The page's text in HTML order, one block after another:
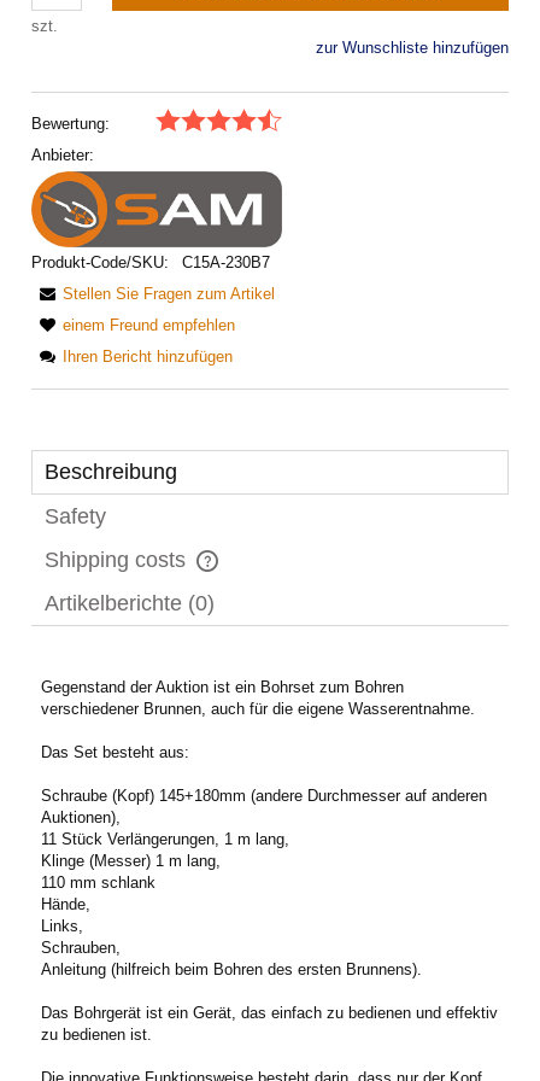
szt.
zur Wunschliste hinzufügen
Bewertung:
Anbieter:
Produkt-Code/SKU:
C15A-230B7
Stellen Sie Fragen zum Artikel
einem Freund empfehlen
Ihren Bericht hinzufügen
Beschreibung
Safety
Shipping costs
The price does not include any possible payment costs
Artikelberichte (0)
Gegenstand der Auktion ist ein Bohrset zum Bohren
verschiedener Brunnen, auch für die eigene Wasserentnahme.
Das Set besteht aus:
Schraube (Kopf) 145+180mm (andere Durchmesser auf anderen
Auktionen),
11 Stück Verlängerungen, 1 m lang,
Klinge (Messer) 1 m lang,
110 mm schlank
Hände,
Links,
Schrauben,
Anleitung (hilfreich beim Bohren des ersten Brunnens).
Das Bohrgerät ist ein Gerät, das einfach zu bedienen und effektiv
zu bedienen ist.